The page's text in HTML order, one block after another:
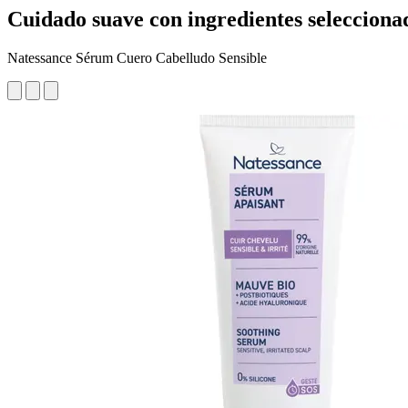
Cuidado suave con ingredientes
Natessance Sérum Cuero Cabelludo Sensible